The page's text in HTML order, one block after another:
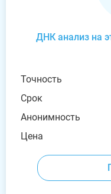
ДНК анализ на
Точность
Срок
Анонимность
Цена